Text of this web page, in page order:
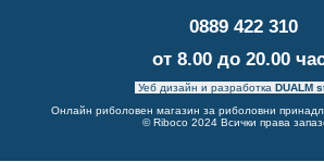
0889 422 310
от 8.00 до 20.00
Уеб дизайн и разработка DUALM
Онлайн риболовен магазин за риболовни
© Riboco 2024 Всички права